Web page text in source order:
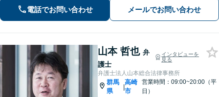
そして大胆に、オーダーメイドの弁護
を展開します【高崎駅徒歩15分】
電話でお問い合わせ メールでお問い合わせ
山本 哲也 弁
護士
インタビューを
見る
弁護士法人山本総合法律事務所
群馬
県
|
高崎
市
営業時間：09:00~20:00（平
日）